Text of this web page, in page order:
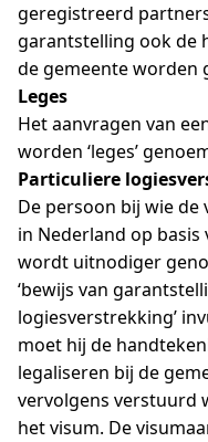
geregistreerd
garantstelling ook de
de gemeente worden
Leges
Het aanvragen van
worden ‘leges’
Particuliere
De persoon bij wie
in Nederland op
wordt uitnodiger
‘bewijs van
logiesverstrekking’
moet hij de
legaliseren bij de
vervolgens verstuurd
het visum. De